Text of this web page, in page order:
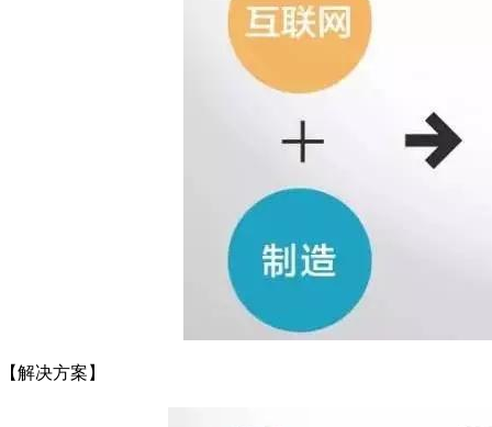
【解决方案】